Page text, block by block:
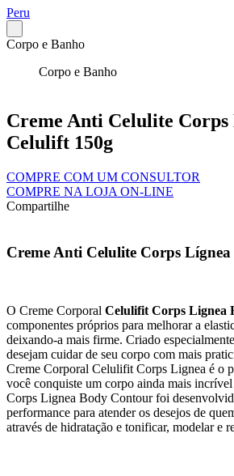
Peru
Corpo e Banho
Corpo e Banho
Creme Anti Celulite Corps
Celulift 150g
COMPRE COM UM CONSULTOR
COMPRE NA LOJA ON-LINE
Compartilhe
Creme Anti Celulite Corps
O Creme Corporal Celulifit Corps Lignea
componentes próprios para melhorar a
deixando-a mais firme. Criado
desejam cuidar de seu corpo com mais
Creme Corporal Celulifit Corps Lignea é o
você conquiste um corpo ainda mais
Corps Lignea Body Contour foi
performance para atender os desejos de
através de hidratação e tonificar, modelar e